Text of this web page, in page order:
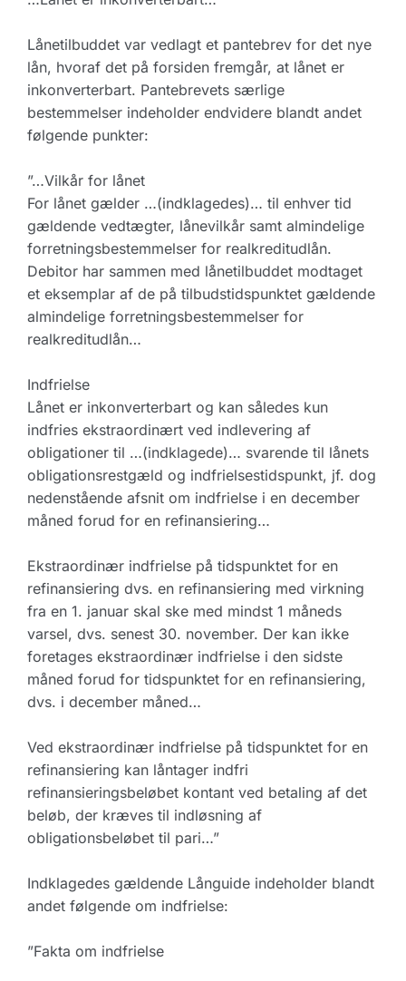
Lånetilbuddet var vedlagt et pantebrev for det nye
lån, hvoraf det på forsiden fremgår, at lånet er
inkonverterbart. Pantebrevets særlige
bestemmelser indeholder endvidere blandt andet
følgende punkter:
”…Vilkår for lånet
For lånet gælder …(indklagedes)… til enhver tid
gældende vedtægter, lånevilkår samt almindelige
forretningsbestemmelser for realkreditudlån.
Debitor har sammen med lånetilbuddet modtaget
et eksemplar af de på tilbudstidspunktet gældende
almindelige forretningsbestemmelser for
realkreditudlån…
Indfrielse
Lånet er inkonverterbart og kan således kun
indfries ekstraordinært ved indlevering af
obligationer til …(indklagede)… svarende til lånets
obligationsrestgæld og indfrielsestidspunkt, jf. dog
nedenstående afsnit om indfrielse i en december
måned forud for en refinansiering…
Ekstraordinær indfrielse på tidspunktet for en
refinansiering dvs. en refinansiering med virkning
fra en 1. januar skal ske med mindst 1 måneds
varsel, dvs. senest 30. november. Der kan ikke
foretages ekstraordinær indfrielse i den sidste
måned forud for tidspunktet for en refinansiering,
dvs. i december måned…
Ved ekstraordinær indfrielse på tidspunktet for en
refinansiering kan låntager indfri
refinansieringsbeløbet kontant ved betaling af det
beløb, der kræves til indløsning af
obligationsbeløbet til pari…”
Indklagedes gældende Långuide indeholder blandt
andet følgende om indfrielse:
”Fakta om indfrielse